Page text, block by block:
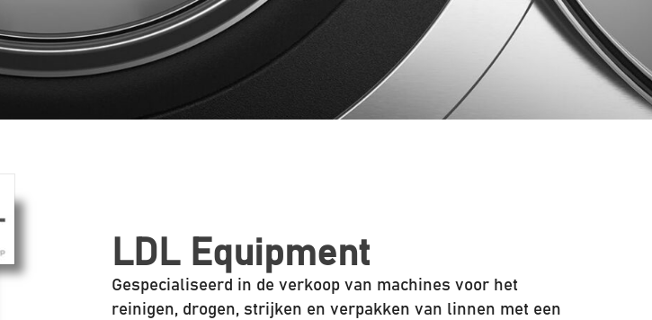
LDL Equipment
Gespecialiseerd in de verkoop van machines voor het
reinigen, drogen, strijken en verpakken van linnen met een